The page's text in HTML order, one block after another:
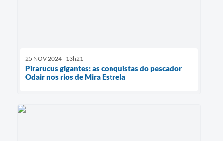
25 NOV 2024 - 13h21
Pirarucus gigantes: as conquistas do pescador
Odair nos rios de Mira Estrela